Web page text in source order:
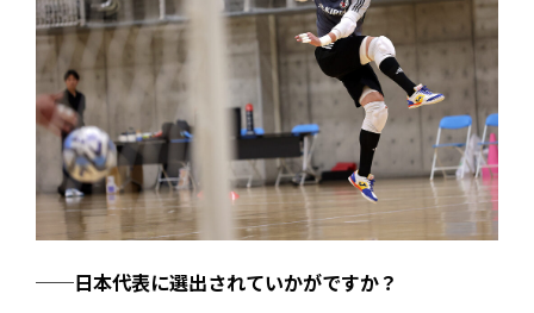
──日本代表に選出されていかがですか？